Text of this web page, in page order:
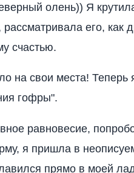
олень)) Я
рассматривала его, как
счастью.
на свои места!
гофры".
равновесие,
я пришла в
прямо в моей